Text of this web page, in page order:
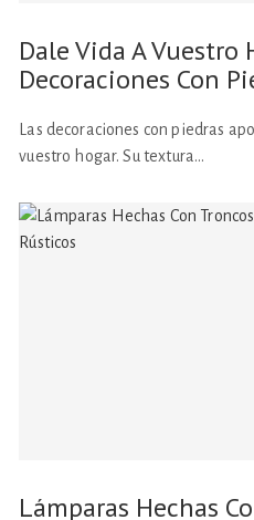
Dale Vida A Vuestro
Decoraciones Con
Las decoraciones con piedras
vuestro hogar. Su textura…
Lámparas Hechas